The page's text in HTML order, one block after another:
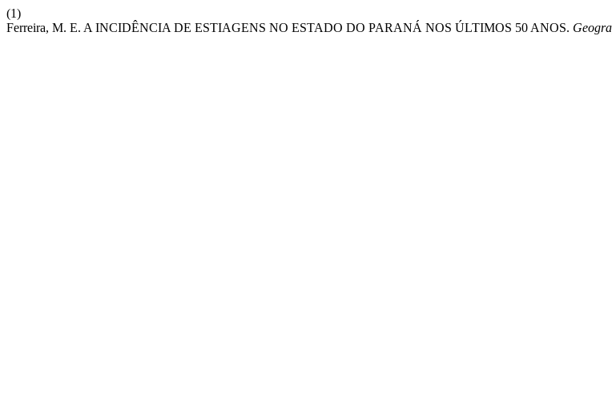
(1)
Ferreira, M. E. A INCIDÊNCIA DE ESTIAGENS NO ESTADO DO PARANÁ NOS ÚLTIMOS 50 ANOS.